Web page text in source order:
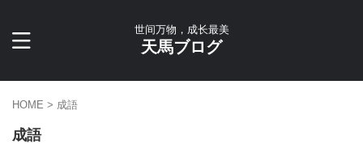
世间万物，成长最美
天馬ブログ
HOME > 成語
成語